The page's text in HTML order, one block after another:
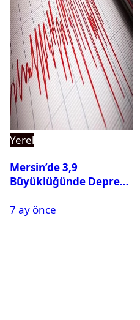
Yerel
Mersin’de 3,9
Büyüklüğünde Deprem
7 ay önce